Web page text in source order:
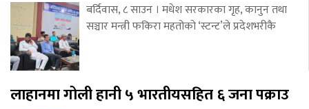
बर्दिवास, ८ साउन । मधेश सरकारका गृह, कानुन तथा
सञ्चार मन्त्री फकिरा महतोको ‘स्टन्ट’ले प्रदेशभरीकै
लाहानमा गोली हानी ५ भारतीयसहित ६ जना पक्राउ